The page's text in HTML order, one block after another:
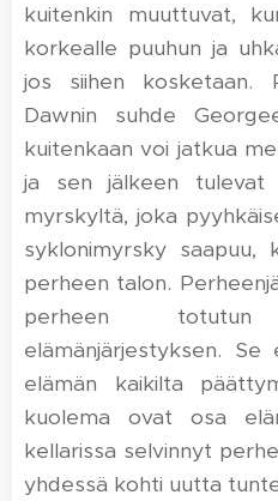
kuitenkin muuttuvat,
korkealle puuhun ja
jos siihen kosketaan.
Dawnin suhde
kuitenkaan voi jatkua
ja sen jälkeen
myrskyltä, joka
syklonimyrsky saapuu,
perheen talon.
perheen
elämänjärjestyksen.
elämän kaikilta
kuolema ovat osa
kellarissa selvinnyt
yhdessä kohti uutta